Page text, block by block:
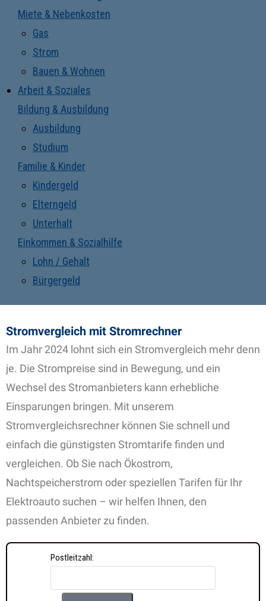
Miete & Nebenkosten
Gas
Strom
Bauen & Wohnen
Arbeit & Soziales
Bildung & Ausbildung
Ausbildung
Studium
Familie & Kinder
Kindergeld
Elterngeld
Unterhalt
Einkommen & Sozialhilfe
Lohn / Gehalt
Bürgergeld
Stromvergleich mit Stromrechner
Im Jahr 2024 lohnt sich ein Stromvergleich mehr denn
je. Die Strompreise sind in Bewegung, und ein
Wechsel des Stromanbieters kann erhebliche
Einsparungen bringen. Mit unserem
Stromvergleichsrechner können Sie schnell und
einfach die günstigsten Stromtarife finden und
vergleichen. Ob Sie nach Ökostrom,
Nachtspeicherstrom oder speziellen Tarifen für Ihr
Elektroauto suchen – wir helfen Ihnen, den
passenden Anbieter zu finden.
Postleitzahl: